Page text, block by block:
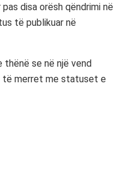
disa orësh qëndrimi në
të publikuar në
thënë se në një vend
të merret me statuset e